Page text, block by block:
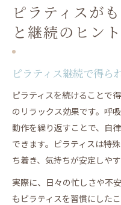
ピラティスが
と継続のヒント
ピラティス継続で得ら
ピラティスを続けることで
のリラックス効果です。呼
動作を繰り返すことで、自
できます。ピラティスは特
ち着き、気持ちが安定しや
実際に、日々の忙しさや不
もピラティスを習慣にした